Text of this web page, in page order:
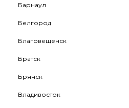
Барнаул
Белгород
Благовещенск
Братск
Брянск
Владивосток